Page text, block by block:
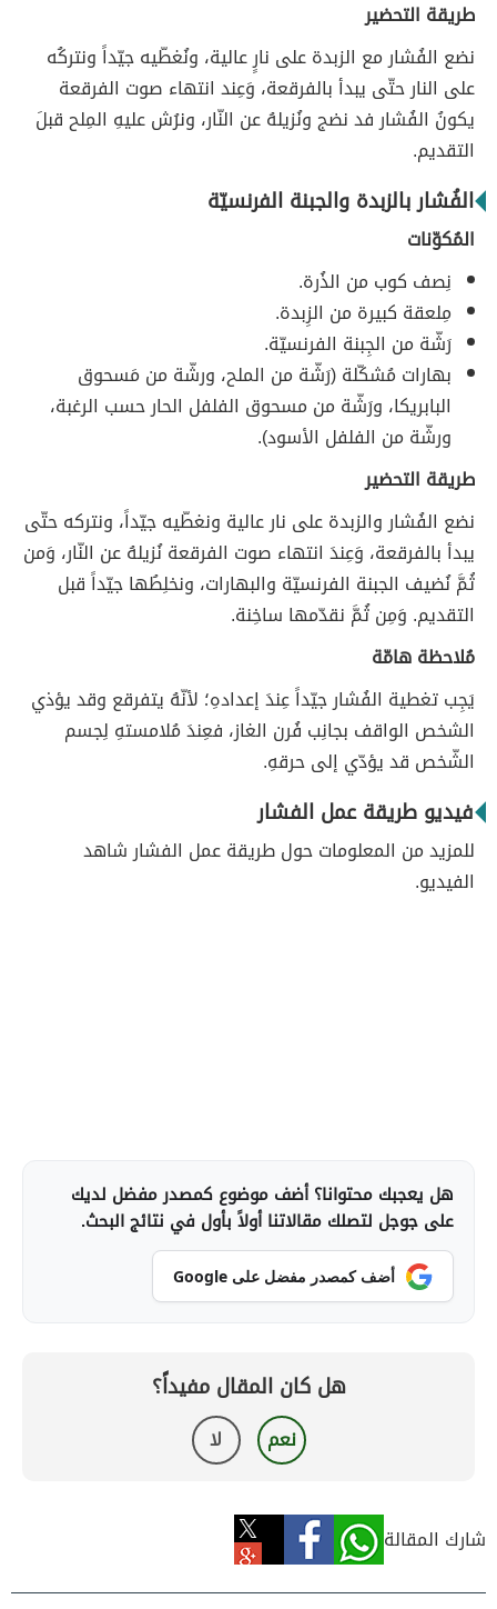
طريقة التحضير
نضع الفُشار مع الزبدة على نارٍ عالية، ونُغطّيه جيّداً ونتركُه
على النار حتّى يبدأ بالفرقعة، وَعِند انتهاء صوت الفرقعة
يكونُ الفُشار فد نضج ونُزيلهُ عن النّار، ونرُش عليهِ المِلح قبلَ
التقديم.
الفُشار بالزبدة والجبنة الفرنسيّة
المُكوّنات
نِصف كوب من الذُرة.
مِلعقة كبيرة من الزِبدة.
رَشّة من الجِبنة الفرنسيّة.
بهارات مُشكّلة (رَشّة من الملح، ورشّة من مَسحوق
البابريكا، ورَشّة من مسحوق الفلفل الحار حسب الرغبة،
ورشّة من الفلفل الأسود).
طريقة التحضير
نضع الفُشار والزبدة على نار عالية ونغطّيه جيّداً، ونتركه حتّى
يبدأ بالفرقعة، وَعِندَ انتهاء صوت الفرقعة نُزيلهُ عن النّار، وَمن
ثُمَّ نُضيف الجبنة الفرنسيّة والبهارات، ونخلِطُها جيّداً قبل
التقديم. وَمِن ثُمَّ نقدّمها ساخِنة.
مُلاحظة هامّة
يَجِب تغطية الفُشار جيّداً عِندَ إعدادهِ؛ لأنّهُ يتفرقع وقد يؤذي
الشخص الواقف بجانِب فُرن الغاز، فعِندَ مُلامستهِ لِجسم
الشّخص قد يؤدّي إلى حرقهِ.
فيديو طريقة عمل الفشار
للمزيد من المعلومات حول طريقة عمل الفشار شاهد
الفيديو.
هل يعجبك محتوانا؟ أضف موضوع كمصدر مفضل لديك
على جوجل لتصلك مقالاتنا أولاً بأول في نتائج البحث.
أضف كمصدر مفضل على Google
هل كان المقال مفيداً؟
نعم لا
شارك المقالة